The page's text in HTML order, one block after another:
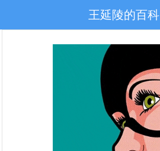
王延陵的百科